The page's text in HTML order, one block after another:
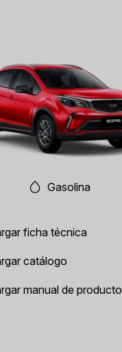
Gasolina
ficha técnica
catálogo
manual de producto